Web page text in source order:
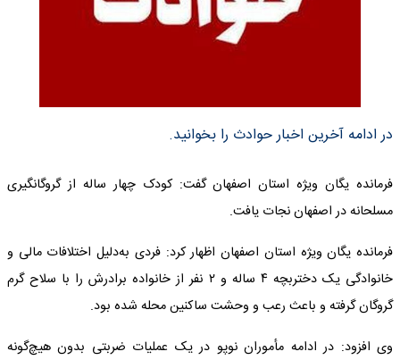
در ادامه آخرین اخبار حوادث را بخوانید.
فرمانده یگان ویژه استان اصفهان گفت: کودک چهار ساله از گروگانگیری
مسلحانه در اصفهان نجات یافت.
فرمانده یگان ویژه استان اصفهان اظهار کرد: فردی به‌دلیل اختلافات مالی و
خانوادگی یک دختربچه ۴ ساله و ۲ نفر از خانواده برادرش را با سلاح گرم
گروگان گرفته و باعث رعب و وحشت ساکنین محله شده بود.
وی افزود: در ادامه مأموران نوپو در یک عملیات ضربتی بدون هیچ‌گونه